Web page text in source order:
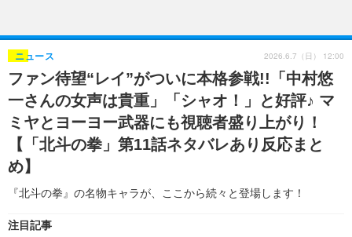
ゲーム グッズ
イベント 海外
海外イベント ビジネス
俳優・タレント アーティスト
ビジネス
アニメ 実写
書評 イベント
ゲーム 座談会
動画
映画/ドラマ
アニメ！アニメ！TV ABEMA Cafe
連載・コラム
ファン待望“レイ”がついに本格参戦!!「中村悠
一さんの女声は貴重」「シャオ！」と好評♪ マ
ミヤとヨーヨー武器にも視聴者盛り上がり！
【「北斗の拳」第11話ネタバレあり反応まと
め】
『北斗の拳』の名物キャラが、ここから続々と登場します！
ニュース
注目記事
2026.6.7（日） 12:00